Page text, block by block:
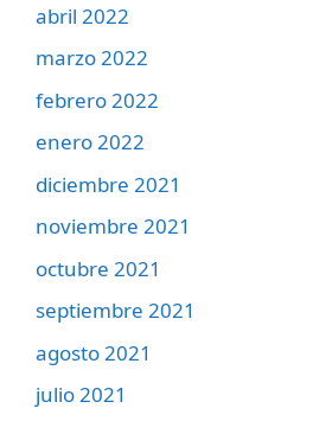
abril 2022
marzo 2022
febrero 2022
enero 2022
diciembre 2021
noviembre 2021
octubre 2021
septiembre 2021
agosto 2021
julio 2021